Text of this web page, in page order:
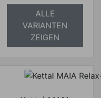
ALLE
VARIANTEN
ZEIGEN